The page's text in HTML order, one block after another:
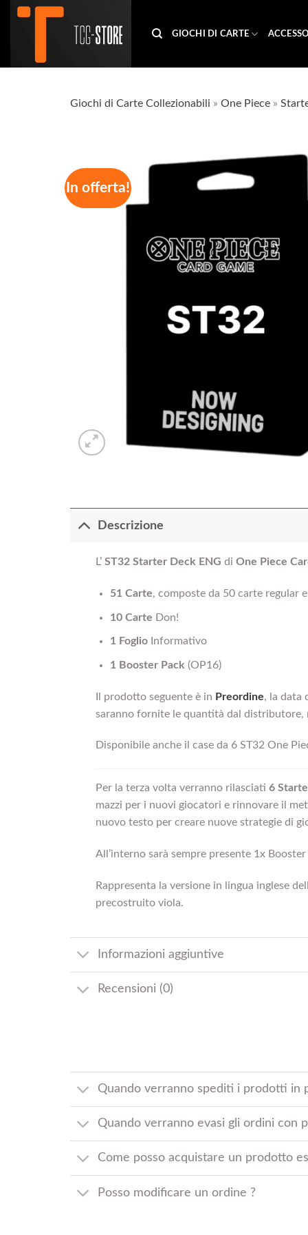
Salta
GIOCHI DI CARTE
Giochi di Carte Collezionabili » One Piece »
In offerta!
Descrizione
L’ ST32 Starter Deck ENG di One Piece
51 Carte, composte da 50 carte regular
10 Carte Don!
1 FoglioInformativo
1 Booster Pack (OP16)
Il prodotto seguente è in Preordine, la data
saranno fornite le quantità dal distributore,
Disponibile anche il case da 6 ST32 One
Per la terza volta verranno rilasciati 6
mazzi per i nuovi giocatori e rinnovare il
nuovo testo per creare nuove strategie di
All’interno sarà sempre presente 1x
Rappresenta la versione in lingua inglese
precostruito viola.
Informazioni aggiuntive
Recensioni (0)
Quando verranno spediti i prodotti in
Quando verranno evasi gli ordini con
Come posso acquistare un prodotto
Posso modificare un ordine ?